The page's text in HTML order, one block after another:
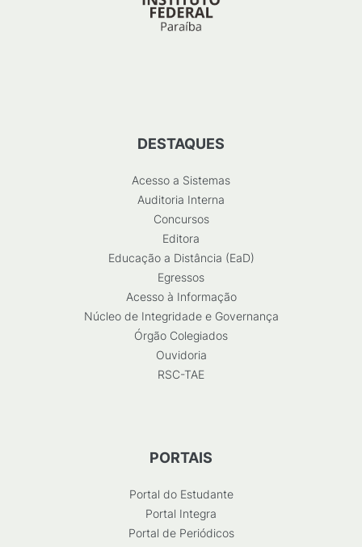
DESTAQUES
Acesso a Sistemas
Auditoria Interna
Concursos
Editora
Educação a Distância (EaD)
Egressos
Acesso à Informação
Núcleo de Integridade e Governança
Órgão Colegiados
Ouvidoria
RSC-TAE
PORTAIS
Portal do Estudante
Portal Integra
Portal de Periódicos